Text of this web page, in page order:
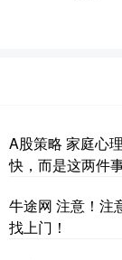
A股策略 家庭心
快，而是这两件
牛途网 注意！注
找上门！